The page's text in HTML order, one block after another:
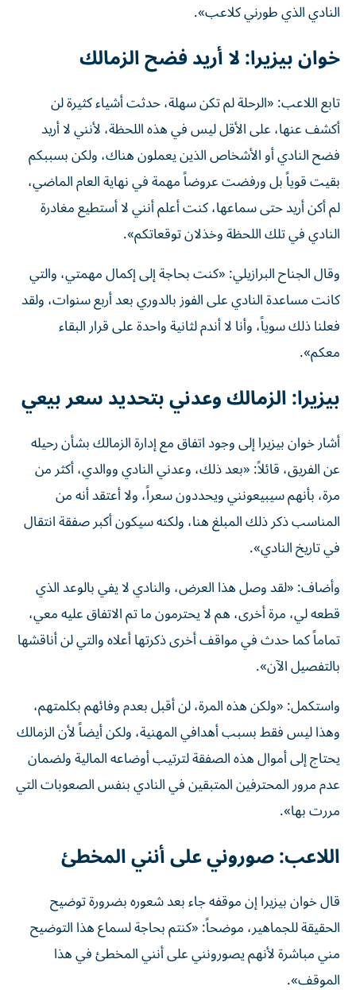
النادي الذي طورني كلاعب».
خوان بيزيرا: لا أريد فضح الزمالك
تابع اللاعب: «الرحلة لم تكن سهلة، حدثت أشياء كثيرة لن
أكشف عنها، على الأقل ليس في هذه اللحظة، لأنني لا أريد
فضح النادي أو الأشخاص الذين يعملون هناك، ولكن بسببكم
بقيت قوياً بل ورفضت عروضاً مهمة في نهاية العام الماضي،
لم أكن أريد حتى سماعها، كنت أعلم أنني لا أستطيع مغادرة
النادي في تلك اللحظة وخذلان توقعاتكم».
وقال الجناح البرازيلي: «كنت بحاجة إلى إكمال مهمتي، والتي
كانت مساعدة النادي على الفوز بالدوري بعد أربع سنوات، ولقد
فعلنا ذلك سوياً، وأنا لا أندم لثانية واحدة على قرار البقاء
معكم».
بيزيرا: الزمالك وعدني بتحديد سعر بيعي
أشار خوان بيزيرا إلى وجود اتفاق مع إدارة الزمالك بشأن رحيله
عن الفريق، قائلاً: «بعد ذلك، وعدني النادي ووالدي، أكثر من
مرة، بأنهم سيبيعونني ويحددون سعراً، ولا أعتقد أنه من
المناسب ذكر ذلك المبلغ هنا، ولكنه سيكون أكبر صفقة انتقال
في تاريخ النادي».
وأضاف: «لقد وصل هذا العرض، والنادي لا يفي بالوعد الذي
قطعه لي، مرة أخرى، هم لا يحترمون ما تم الاتفاق عليه معي،
تماماً كما حدث في مواقف أخرى ذكرتها أعلاه والتي لن أناقشها
بالتفصيل الآن».
واستكمل: «ولكن هذه المرة، لن أقبل بعدم وفائهم بكلمتهم،
وهذا ليس فقط بسبب أهدافي المهنية، ولكن أيضاً لأن الزمالك
يحتاج إلى أموال هذه الصفقة لترتيب أوضاعه المالية ولضمان
عدم مرور المحترفين المتبقين في النادي بنفس الصعوبات التي
مررت بها».
اللاعب: صوروني على أنني المخطئ
قال خوان بيزيرا إن موقفه جاء بعد شعوره بضرورة توضيح
الحقيقة للجماهير، موضحاً: «كنتم بحاجة لسماع هذا التوضيح
مني مباشرة لأنهم يصورونني على أنني المخطئ في هذا
الموقف».